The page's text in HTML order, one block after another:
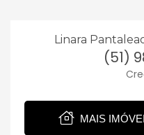
Linara
(51)
MAIS